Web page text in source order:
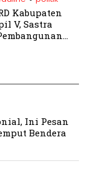
Kabupaten
V, Sastra
Ini Pesan
Bendera